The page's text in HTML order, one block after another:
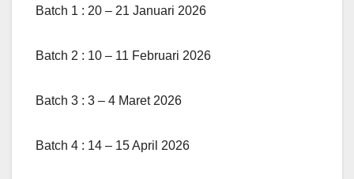
Batch 1 : 20 – 21 Januari 2026
Batch 2 : 10 – 11 Februari 2026
Batch 3 : 3 – 4 Maret 2026
Batch 4 : 14 – 15 April 2026